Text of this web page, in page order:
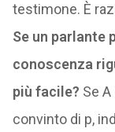
testimone. È
Se un parlante
conoscenza
più facile? Se
convinto di p,